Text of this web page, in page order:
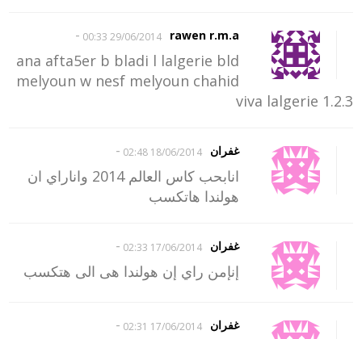
rawen r.m.a
29/06/2014 00:33
-
ana afta5er b bladi l lalgerie bld
melyoun w nesf melyoun chahid
1.2.3 viva lalgerie
غفران 18/06/2014 02:48
-
انابحب كاس العالم 2014 واناراي ان
هولندا هاتكسب
غفران 17/06/2014 02:33
-
إنإمن راي إن هولندا هى الى هتكسب
غفران 17/06/2014 02:31
-